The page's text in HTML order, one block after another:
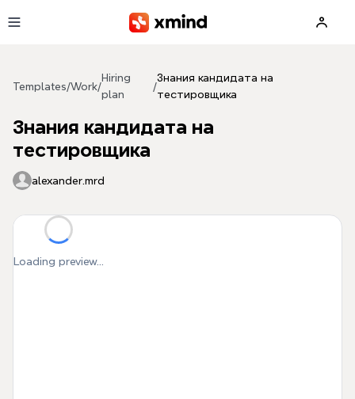
Templates/Work/
Hiring
plan
/
Знания кандидата на
тестировщика
Знания кандидата на
тестировщика
alexander.mrd
Loading preview...